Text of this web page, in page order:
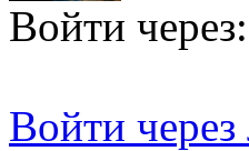
Войти через:
Войти